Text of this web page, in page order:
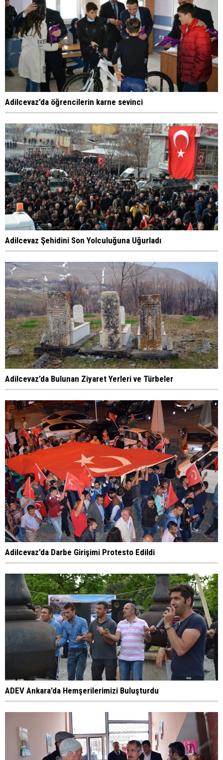
Adilcevaz’da öğrencilerin karne sevinci
Adilcevaz Şehidini Son Yolculuğuna Uğurladı
Adilcevaz’da Bulunan Ziyaret Yerleri ve Türbeler
Adilcevaz’da Darbe Girişimi Protesto Edildi
ADEV Ankara’da Hemşerilerimizi Buluşturdu